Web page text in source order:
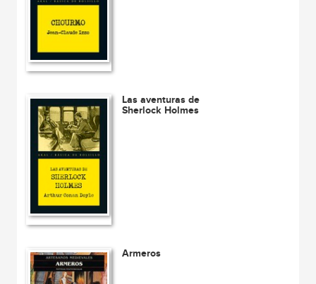
Las aventuras de
Sherlock Holmes
Armeros